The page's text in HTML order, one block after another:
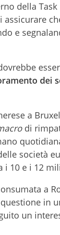
della Task
e
dei
a
di
società
i 10 e i 12
a
in
un